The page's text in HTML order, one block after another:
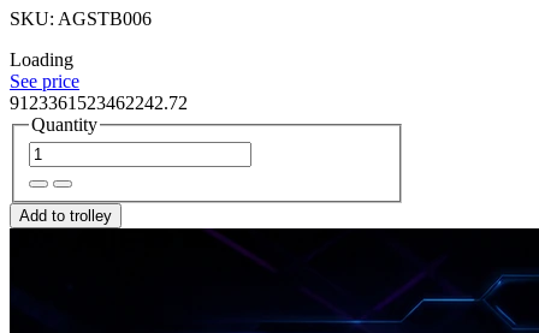
SKU: AGSTB006
Loading
See price
9123361523462242.72
Quantity
Add to trolley